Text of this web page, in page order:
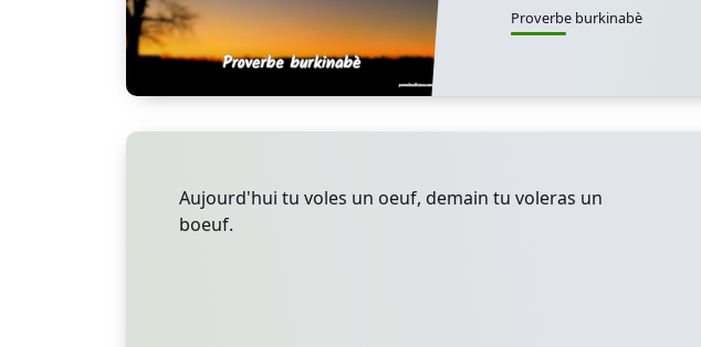
Proverbe burkinabè
Aujourd'hui tu voles un oeuf, demain tu voleras un
boeuf.